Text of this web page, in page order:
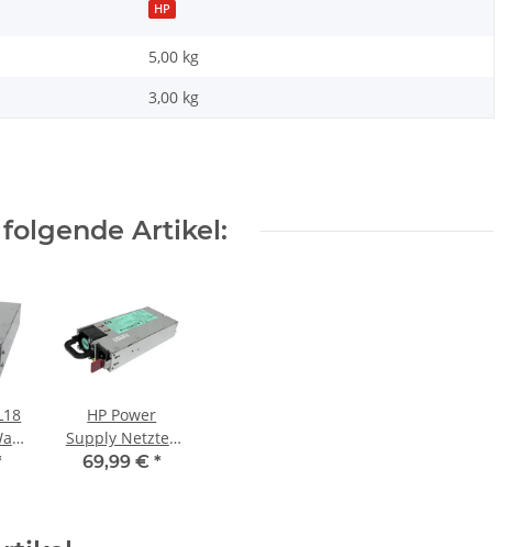
HP
5,00 kg
3,00 kg
Artikel:
HP Power
Supply Netzteil
HSTNS-PL11
69,99 € *